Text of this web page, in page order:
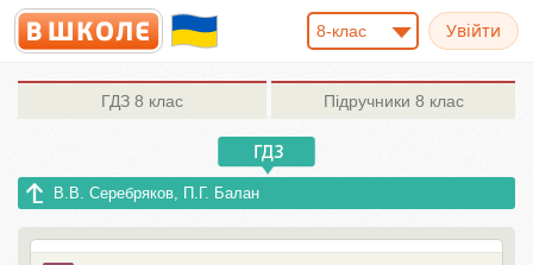
8-клас
ГДЗ 8 клас Підручники 8 клас
В.В. Серебряков, П.Г. Балан